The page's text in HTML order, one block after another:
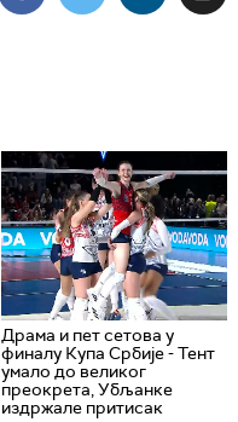
Драма и пет сетова у
финалу Купа Србије - Тент
умало до великог
преокрета, Убљанке
издржале притисак